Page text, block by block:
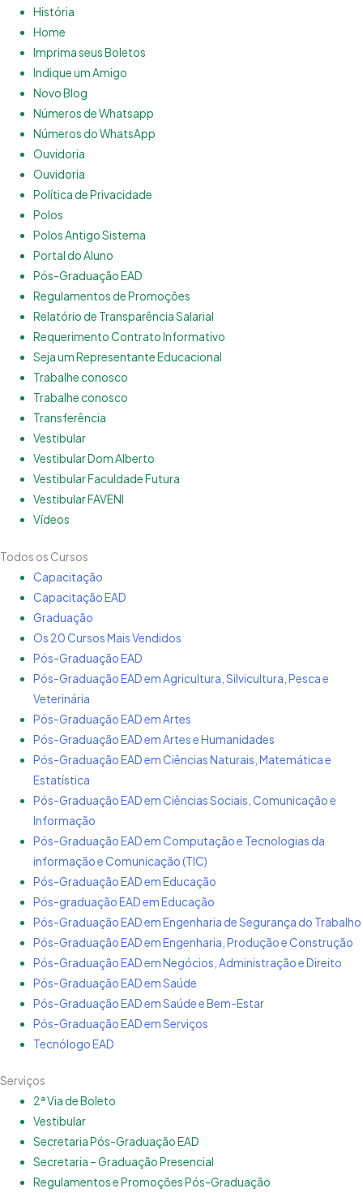
História
Home
Imprima seus Boletos
Indique um Amigo
Novo Blog
Números de Whatsapp
Números do WhatsApp
Ouvidoria
Ouvidoria
Política de Privacidade
Polos
Polos Antigo Sistema
Portal do Aluno
Pós-Graduação EAD
Regulamentos de Promoções
Relatório de Transparência Salarial
Requerimento Contrato Informativo
Seja um Representante Educacional
Trabalhe conosco
Trabalhe conosco
Transferência
Vestibular
Vestibular Dom Alberto
Vestibular Faculdade Futura
Vestibular FAVENI
Vídeos
Todos os Cursos
Capacitação
Capacitação EAD
Graduação
Os 20 Cursos Mais Vendidos
Pós-Graduação EAD
Pós-Graduação EAD em Agricultura, Silvicultura, Pesca e
Veterinária
Pós-Graduação EAD em Artes
Pós-Graduação EAD em Artes e Humanidades
Pós-Graduação EAD em Ciências Naturais, Matemática e
Estatística
Pós-Graduação EAD em Ciências Sociais, Comunicação e
Informação
Pós-Graduação EAD em Computação e Tecnologias da
informação e Comunicação (TIC)
Pós-Graduação EAD em Educação
Pós-graduação EAD em Educação
Pós-Graduação EAD em Engenharia de Segurança do Trabalho
Pós-Graduação EAD em Engenharia, Produção e Construção
Pós-Graduação EAD em Negócios, Administração e Direito
Pós-Graduação EAD em Saúde
Pós-Graduação EAD em Saúde e Bem-Estar
Pós-Graduação EAD em Serviços
Tecnólogo EAD
Serviços
2ª Via de Boleto
Vestibular
Secretaria Pós-Graduação EAD
Secretaria – Graduação Presencial
Regulamentos e Promoções Pós-Graduação